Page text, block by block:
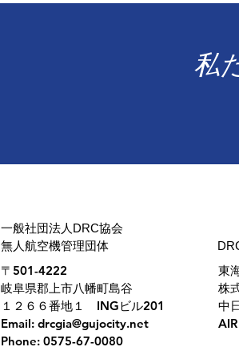
私
​一般社団法人DRC協会
無人航空機管理団体
〒501-4222
岐阜県郡上市八幡町島谷
１２６６番地１ INGビル201
Email: drcgia@gujocity.net
Phone: 0575-67-0080
東
株
中